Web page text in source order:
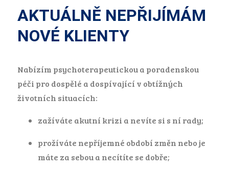
AKTUÁLNĚ NEPŘIJÍMÁM
NOVÉ KLIENTY
Nabízím psychoterapeutickou a poradenskou
péči pro dospělé a dospívající v obtížných
životních situacích:
zažíváte akutní krizi a nevíte si s ní rady;
prožíváte nepříjemné období změn nebo je
máte za sebou a necítíte se dobře;